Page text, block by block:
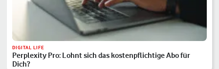
DIGITAL LIFE
Perplexity Pro: Lohnt sich das kostenpflichtige Abo für
Dich?